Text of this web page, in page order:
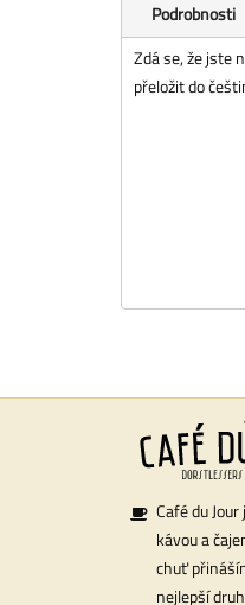
Podrobnosti
Zdá se, že jste
přeložit do
Café du
kávou a
chuť
nejlepší